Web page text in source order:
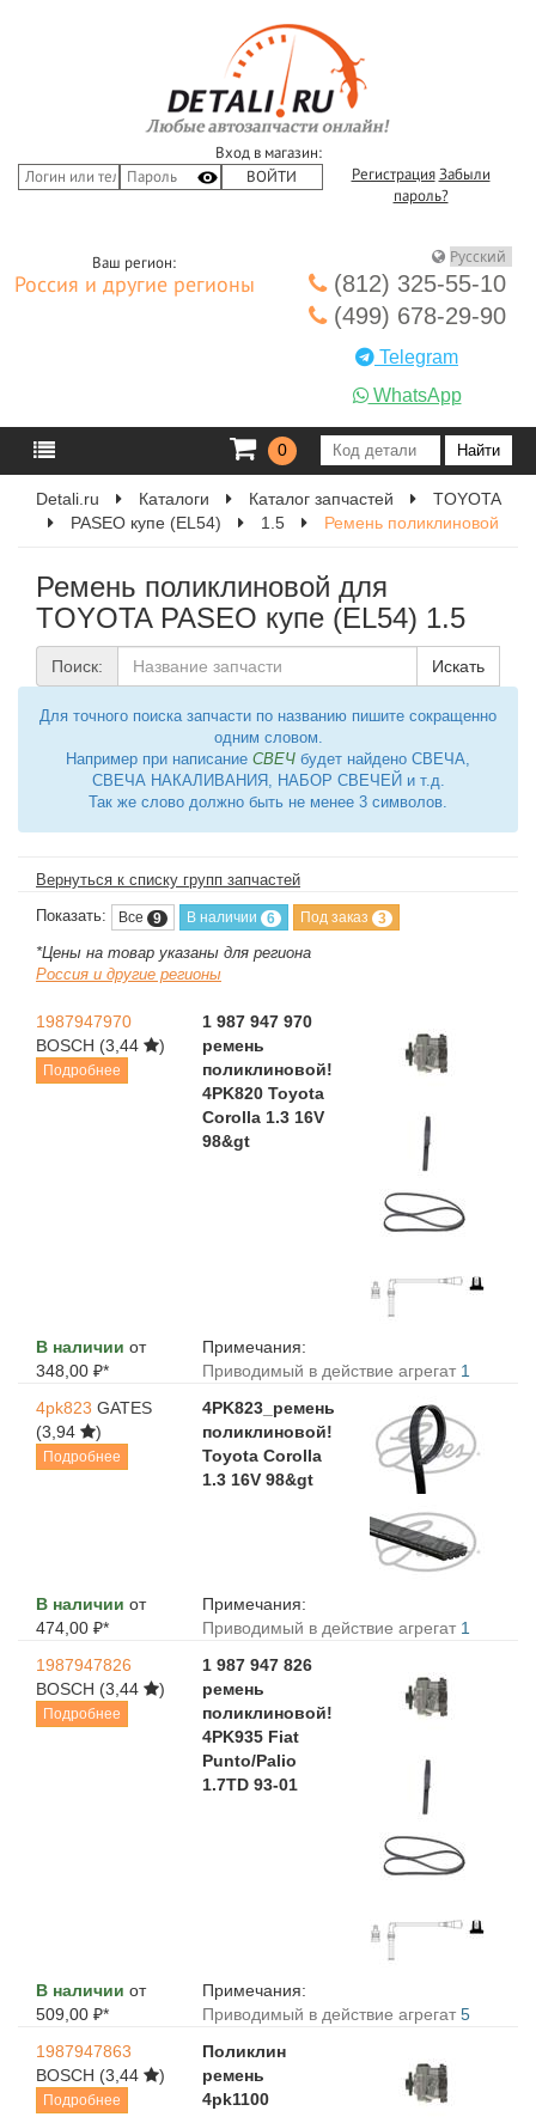
Вход в магазин:
Регистрация Забыли
пароль?
Ваш регион:
Россия и другие регионы
(812) 325-55-10
(499) 678-29-90
Telegram
WhatsApp
0
Detali.ru Каталоги Каталог запчастей
TOYOTA
PASEO купе (EL54)
1.5 Ремень поликлиновой
Ремень поликлиновой для
TOYOTA PASEO купе (EL54) 1.5
Поиск: Искать
Для точного поиска запчасти по названию пишите сокращенно
одним словом.
Например при написание СВЕЧ будет найдено СВЕЧА,
СВЕЧА НАКАЛИВАНИЯ, НАБОР СВЕЧЕЙ и т.д.
Так же слово должно быть не менее 3 символов.
Вернуться к списку групп запчастей
Показать: Все 9 В наличии 6 Под заказ 3
*Цены на товар указаны для региона
Россия и другие регионы
1987947970
BOSCH (3,44 )
Подробнее
1 987 947 970
ремень
поликлиновой!
4PK820 Toyota
Corolla 1.3 16V
98&gt
В наличии от
348,00 ₽*
Примечания:
Приводимый в действие агрегат 1
4pk823 GATES
(3,94
)
Подробнее
4PK823_ремень
поликлиновой!
Toyota Corolla
1.3 16V 98&gt
В наличии от
474,00 ₽*
Примечания:
Приводимый в действие агрегат 1
1987947826
BOSCH (3,44 )
Подробнее
1 987 947 826
ремень
поликлиновой!
4PK935 Fiat
Punto/Palio
1.7TD 93-01
В наличии от
509,00 ₽*
Примечания:
Приводимый в действие агрегат 5
1987947863
BOSCH (3,44 )
Подробнее
Поликлин
ремень
4pk1100